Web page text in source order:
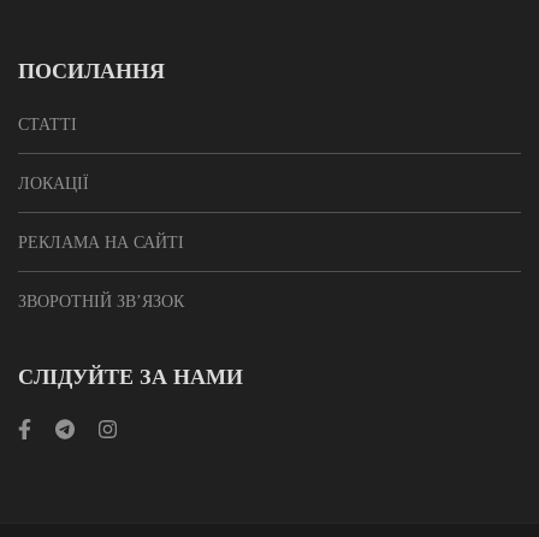
ПОСИЛАННЯ
СТАТТІ
ЛОКАЦІЇ
РЕКЛАМА НА САЙТІ
ЗВОРОТНІЙ ЗВ’ЯЗОК
СЛІДУЙТЕ ЗА НАМИ